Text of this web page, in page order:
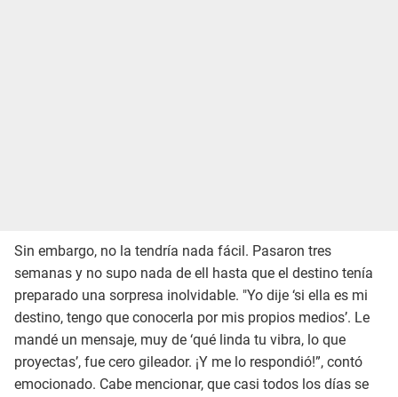
Sin embargo, no la tendría nada fácil. Pasaron tres
semanas y no supo nada de ell hasta que el destino tenía
preparado una sorpresa inolvidable. "Yo dije ‘si ella es mi
destino, tengo que conocerla por mis propios medios’. Le
mandé un mensaje, muy de ‘qué linda tu vibra, lo que
proyectas’, fue cero gileador. ¡Y me lo respondió!”, contó
emocionado. Cabe mencionar, que casi todos los días se